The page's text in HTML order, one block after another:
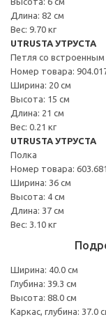
Длина: 82 см
Вес: 9.70 кг
UTRUSTA УТРУСТА
Петля со
Номер товара:
Ширина: 20 см
Высота: 15 см
Длина: 21 см
Вес: 0.21 кг
UTRUSTA УТРУСТА
Полка
Номер товара:
Ширина: 36 см
Высота: 4 см
Длина: 37 см
Вес: 3.10 кг
Ширина: 40.0 см
Глубина: 39.3 см
Высота: 88.0 см
Каркас, глубина: 37.0